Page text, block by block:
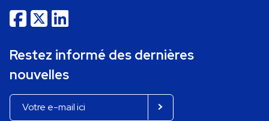
Restez informé des dernières
nouvelles